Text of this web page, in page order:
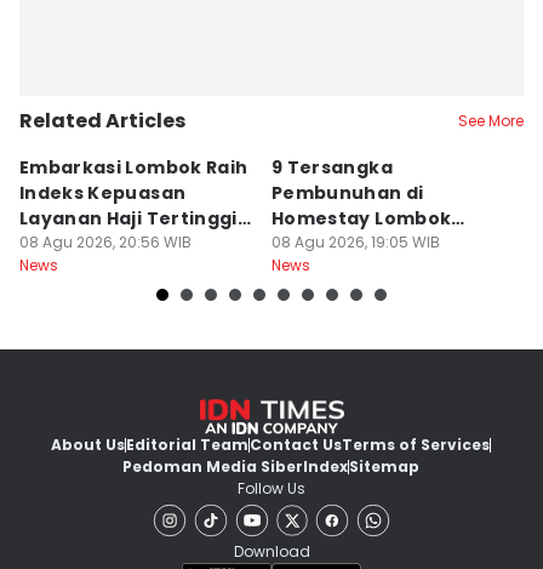
Related Articles See More
Embarkasi Lombok Raih
Indeks Kepuasan
Layanan Haji Tertinggi
Nasional
08 Agu 2026, 20:56 WIB
News
9 Tersangka
Pembunuhan di
Homestay Lombok
Barat Dilimpahkan ke
Jaksa
08 Agu 2026, 19:05 WIB
News
About UsEditorial TeamContact UsTerms of Services
Pedoman Media SiberIndexSitemap
Follow Us
Download